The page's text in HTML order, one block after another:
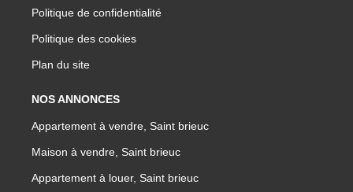
Politique de confidentialité
Politique des cookies
Plan du site
NOS ANNONCES
Appartement à vendre, Saint brieuc
Maison à vendre, Saint brieuc
Appartement à louer, Saint brieuc